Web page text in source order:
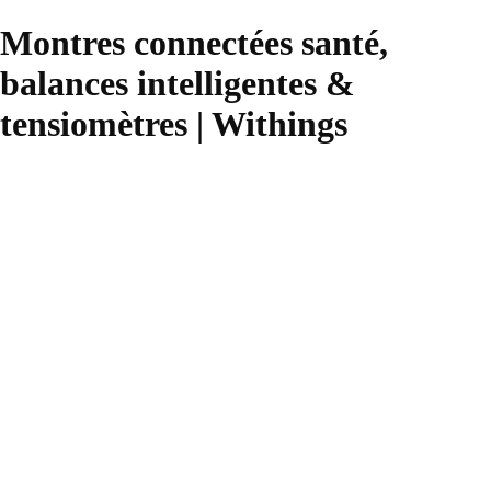
Montres connectées santé,
balances intelligentes &
tensiomètres | Withings